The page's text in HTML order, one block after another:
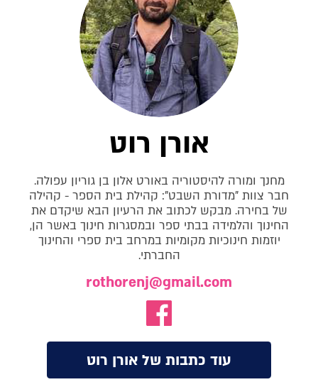
אורן רוט
מחנך ומורה להיסטוריה באורט אלון בן גוריון עפולה.
חבר צוות "מדורת השבט": קהילת בית הספר - קהילה
של בחירה. מבקש לכתוב את הרעיון הבא שיקדם את
החינוך והלמידה בבתי ספר ובמסגרות חינוך באשר הן,
יוזמות חינוכיות מקומיות במרחב בית ספרי והחינוך
החברתי.
rothorenj@gmail.com
עוד כתבות של אורן רוט